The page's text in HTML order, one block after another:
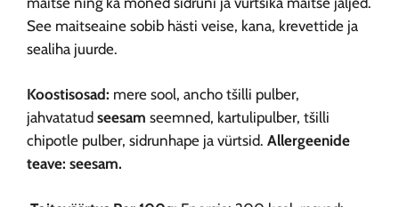
See maitseaine sobib hästi veise, kana, krevettide ja
sealiha juurde.
Koostisosad: mere sool, ancho tšilli pulber,
jahvatatud seesam seemned, kartulipulber, tšilli
chipotle pulber, sidrunhape ja vürtsid. Allergeenide
teave: seesam.